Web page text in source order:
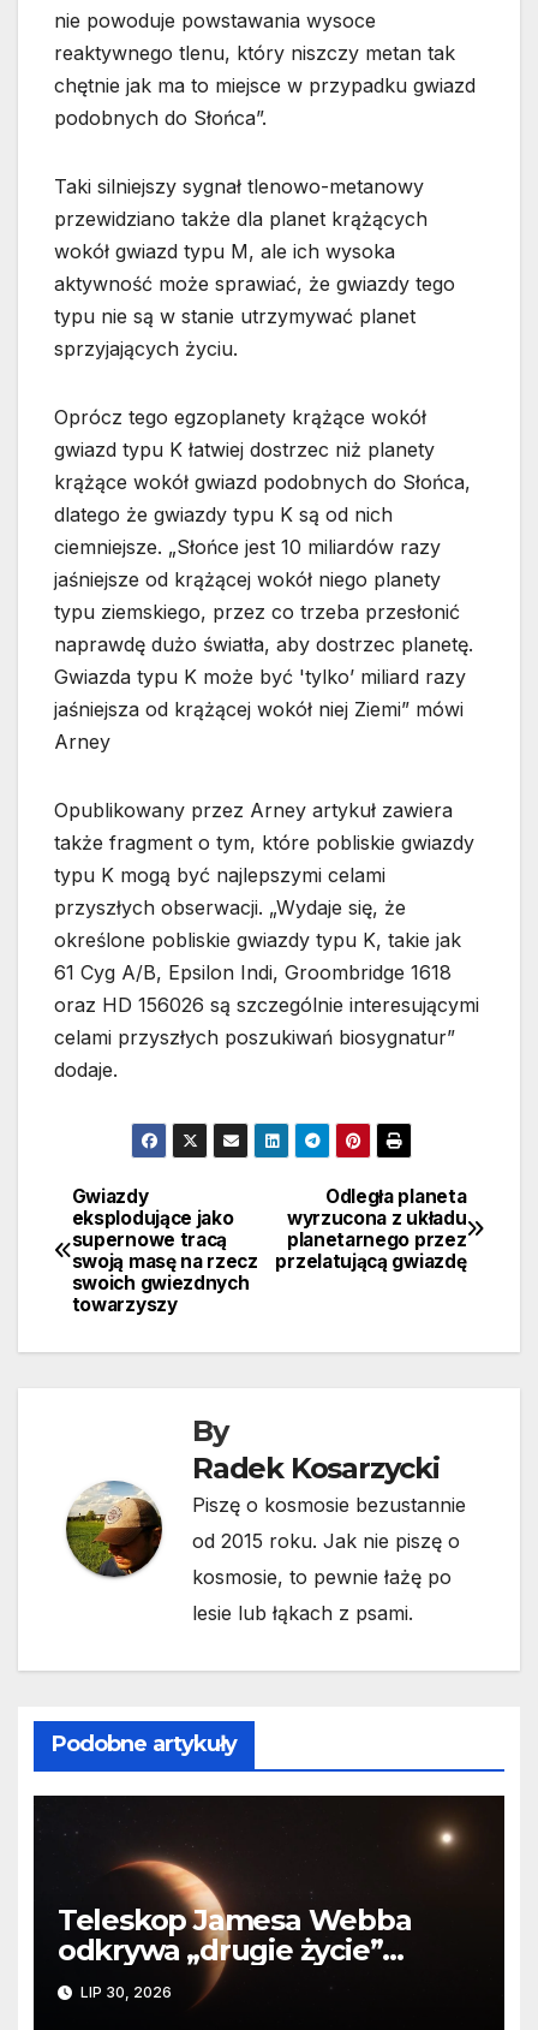
nie powoduje powstawania wysoce
reaktywnego tlenu, który niszczy metan tak
chętnie jak ma to miejsce w przypadku gwiazd
podobnych do Słońca”.
Taki silniejszy sygnał tlenowo-metanowy
przewidziano także dla planet krążących
wokół gwiazd typu M, ale ich wysoka
aktywność może sprawiać, że gwiazdy tego
typu nie są w stanie utrzymywać planet
sprzyjających życiu.
Oprócz tego egzoplanety krążące wokół
gwiazd typu K łatwiej dostrzec niż planety
krążące wokół gwiazd podobnych do Słońca,
dlatego że gwiazdy typu K są od nich
ciemniejsze. „Słońce jest 10 miliardów razy
jaśniejsze od krążącej wokół niego planety
typu ziemskiego, przez co trzeba przesłonić
naprawdę dużo światła, aby dostrzec planetę.
Gwiazda typu K może być 'tylko’ miliard razy
jaśniejsza od krążącej wokół niej Ziemi” mówi
Arney
Opublikowany przez Arney artykuł zawiera
także fragment o tym, które pobliskie gwiazdy
typu K mogą być najlepszymi celami
przyszłych obserwacji. „Wydaje się, że
określone pobliskie gwiazdy typu K, takie jak
61 Cyg A/B, Epsilon Indi, Groombridge 1618
oraz HD 156026 są szczególnie interesującymi
celami przyszłych poszukiwań biosygnatur”
dodaje.
Nawigacja
wpisu
Odległa planeta
wyrzucona z układu
planetarnego przez
przelatującą gwiazdę
Gwiazdy
eksplodujące jako
supernowe tracą
swoją masę na rzecz
swoich gwiezdnych
towarzyszy
By
Radek Kosarzycki
Piszę o kosmosie bezustannie
od 2015 roku. Jak nie piszę o
kosmosie, to pewnie łażę po
lesie lub łąkach z psami.
Podobne artykuły
Teleskop Jamesa Webba
odkrywa „drugie życie”
planety krążącej wokół
martwej gwiazdy
LIP 30, 2026